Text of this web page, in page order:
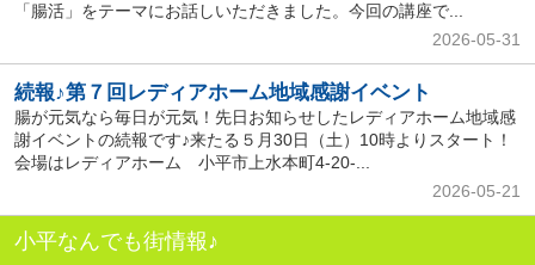
「腸活」をテーマにお話しいただきました。今回の講座で...
2026-05-31
続報♪第７回レディアホーム地域感謝イベント
腸が元気なら毎日が元気！先日お知らせしたレディアホーム地域感
謝イベントの続報です♪来たる５月30日（土）10時よりスタート！
会場はレディアホーム 小平市上水本町4-20-...
2026-05-21
小平なんでも街情報♪